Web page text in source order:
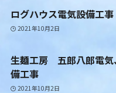
ログハウス電気設備工事
2021年10月2日
生麺工房 五郎八郎電気
備工事
2021年10月2日